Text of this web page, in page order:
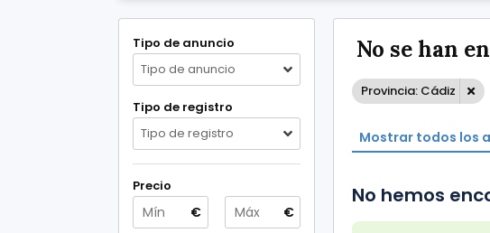
Tipo de anuncio
Tipo de anuncio
Tipo de registro
Tipo de registro
Precio
€ €
No se han
Provincia: Cádiz
Mostrar todos los
No hemos